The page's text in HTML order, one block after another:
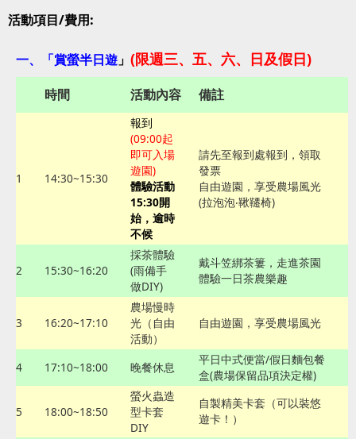
活動項目/費用:
一、「賞螢半日遊 」 (限週三、五、六、日及假日)
時間 活動內容 備註
1 14:30~15:30
報到
(09:00起
即可入場
遊園)
體驗活動
15:30開
始，逾時
不候
請先至報到處報到，領取
發票
自由遊園，享受農場風光
(拉泡泡‧鞦韆椅)
2 15:30~16:20
採茶體驗
(雨備手
做DIY)
戴斗笠綁茶簍，走進茶園
體驗一日茶農樂趣
3 16:20~17:10
農場慢時
光（自由
活動）
自由遊園，享受農場風光
4 17:10~18:00 晚餐休息
平日中式便當/假日麵包餐
盒(農場保留品項決定權)
5 18:00~18:50
螢火蟲造
型卡套
DIY
自製精美卡套（可以裝悠
遊卡！）